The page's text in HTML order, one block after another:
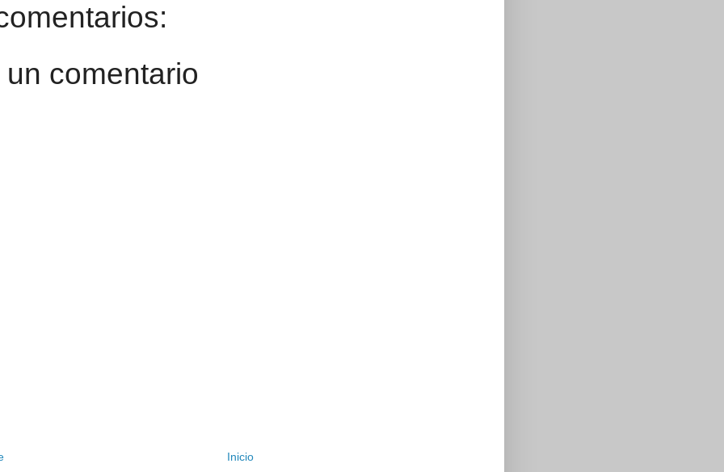
comentario
Inicio